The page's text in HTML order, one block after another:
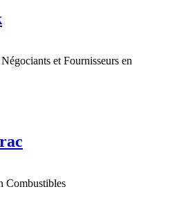
et Fournisseurs en
Combustibles